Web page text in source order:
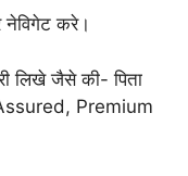
करे।
लिखे जैसे की- पिता
Premium